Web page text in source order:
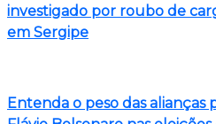
investigado por roubo de
em Sergipe
Entenda o peso das alianças